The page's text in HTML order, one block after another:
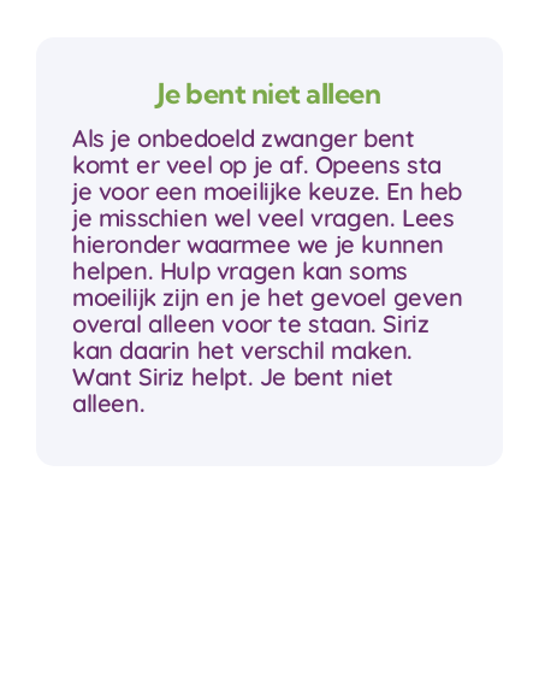
Contact
Je bent niet alleen
Als je onbedoeld zwanger bent
komt er veel op je af. Opeens sta
je voor een moeilijke keuze. En heb
je misschien wel veel vragen. Lees
hieronder waarmee we je kunnen
helpen. Hulp vragen kan soms
moeilijk zijn en je het gevoel geven
overal alleen voor te staan. Siriz
kan daarin het verschil maken.
Want Siriz helpt. Je bent niet
alleen.